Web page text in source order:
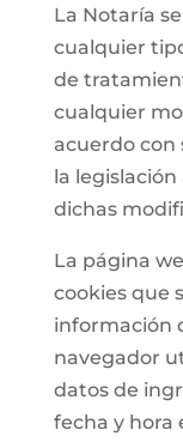
La Notaría
cualquier
de
cualquier
acuerdo con
la
dichas
La página
cookies que
información
navegador
datos de
fecha y hora